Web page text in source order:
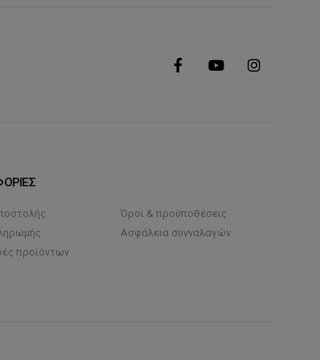
προϊόντων
Όροι & προϋποθέσεις
Ασφάλεια συνναλαγών